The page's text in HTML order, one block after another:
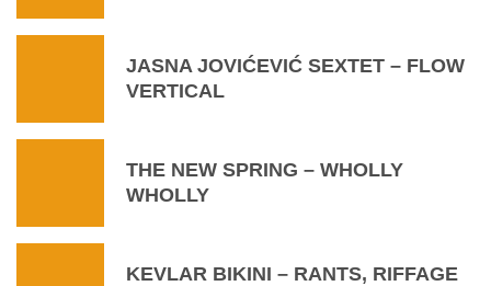
JASNA JOVIĆEVIĆ SEXTET – FLOW
VERTICAL
THE NEW SPRING – WHOLLY
WHOLLY
KEVLAR BIKINI – RANTS, RIFFAGE